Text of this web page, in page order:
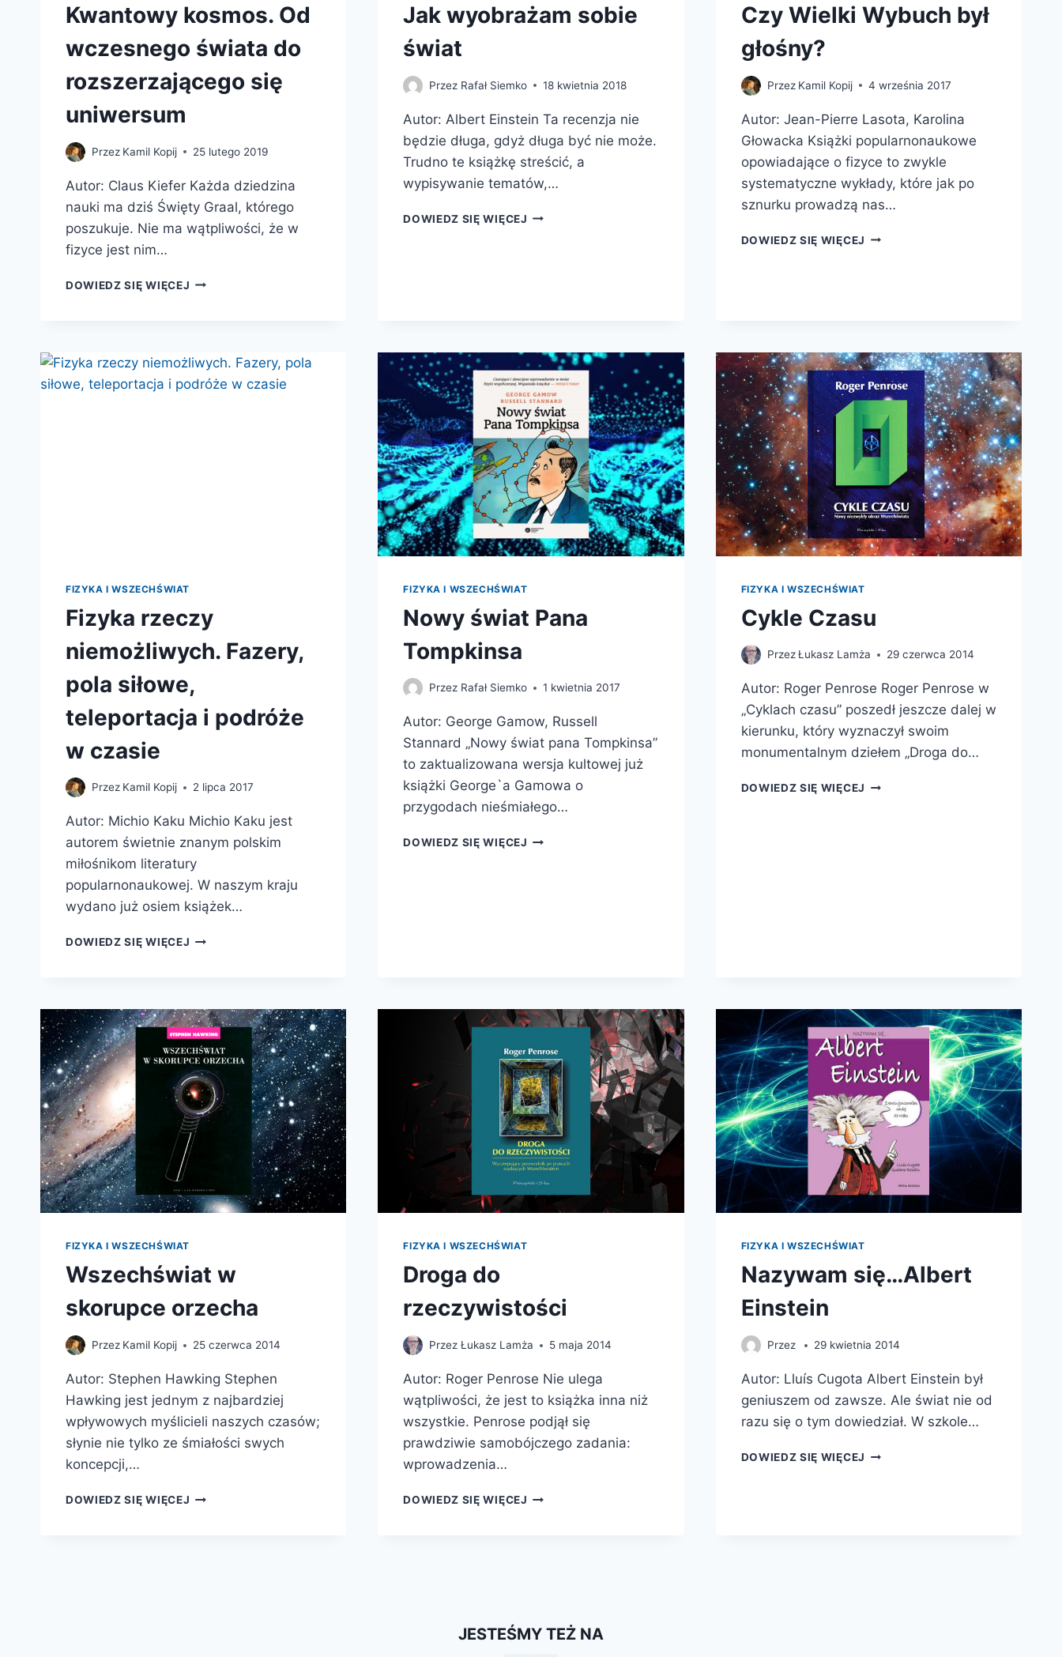
Kwantowy kosmos. Od
wczesnego świata do
rozszerzającego się
uniwersum
Przez Kamil Kopij 25 lutego 2019
Autor: Claus Kiefer Każda dziedzina
nauki ma dziś Święty Graal, którego
poszukuje. Nie ma wątpliwości, że w
fizyce jest nim…
DOWIEDZ SIĘ WIĘCEJ KWANTOWY
DO
ROZSZERZAJĄCEGO
Jak wyobrażam sobie
świat
Przez Rafał Siemko 18 kwietnia 2018
Autor: Albert Einstein Ta recenzja nie
będzie długa, gdyż długa być nie może.
Trudno te książkę streścić, a
wypisywanie tematów,…
DOWIEDZ SIĘ WIĘCEJ JAK
Czy Wielki Wybuch był
głośny?
Przez Kamil Kopij 4 września 2017
Autor: Jean-Pierre Lasota, Karolina
Głowacka Książki popularnonaukowe
opowiadające o fizyce to zwykle
systematyczne wykłady, które jak po
sznurku prowadzą nas…
DOWIEDZ SIĘ WIĘCEJ CZY
FIZYKA I WSZECHŚWIAT
Fizyka rzeczy
niemożliwych. Fazery,
pola siłowe,
teleportacja i podróże
w czasie
Przez Kamil Kopij 2 lipca 2017
Autor: Michio Kaku Michio Kaku jest
autorem świetnie znanym polskim
miłośnikom literatury
popularnonaukowej. W naszym kraju
wydano już osiem książek…
DOWIEDZ SIĘ WIĘCEJ FIZYKA
SIŁOWE,
TELEPORTACJA
I
PODRÓŻE
W
CZASIE
FIZYKA I WSZECHŚWIAT
Nowy świat Pana
Tompkinsa
Przez Rafał Siemko 1 kwietnia 2017
Autor: George Gamow, Russell
Stannard „Nowy świat pana Tompkinsa”
to zaktualizowana wersja kultowej już
książki George`a Gamowa o
przygodach nieśmiałego…
DOWIEDZ SIĘ WIĘCEJ NOWY
FIZYKA I WSZECHŚWIAT
Cykle Czasu
Przez Łukasz Lamża 29 czerwca 2014
Autor: Roger Penrose Roger Penrose w
„Cyklach czasu” poszedł jeszcze dalej w
kierunku, który wyznaczył swoim
monumentalnym dziełem „Droga do…
DOWIEDZ SIĘ WIĘCEJ CYKLE
FIZYKA I WSZECHŚWIAT
Wszechświat w
skorupce orzecha
Przez Kamil Kopij 25 czerwca 2014
Autor: Stephen Hawking Stephen
Hawking jest jednym z najbardziej
wpływowych myślicieli naszych czasów;
słynie nie tylko ze śmiałości swych
koncepcji,…
DOWIEDZ SIĘ WIĘCEJ WSZECHŚWIAT
FIZYKA I WSZECHŚWIAT
Droga do
rzeczywistości
Przez Łukasz Lamża 5 maja 2014
Autor: Roger Penrose Nie ulega
wątpliwości, że jest to książka inna niż
wszystkie. Penrose podjął się
prawdziwie samobójczego zadania:
wprowadzenia…
DOWIEDZ SIĘ WIĘCEJ DROGA
FIZYKA I WSZECHŚWIAT
Nazywam się…Albert
Einstein
Przez 29 kwietnia 2014
Autor: Lluís Cugota Albert Einstein był
geniuszem od zawsze. Ale świat nie od
razu się o tym dowiedział. W szkole…
DOWIEDZ SIĘ WIĘCEJ NAZYWAM
JESTEŚMY TEŻ NA